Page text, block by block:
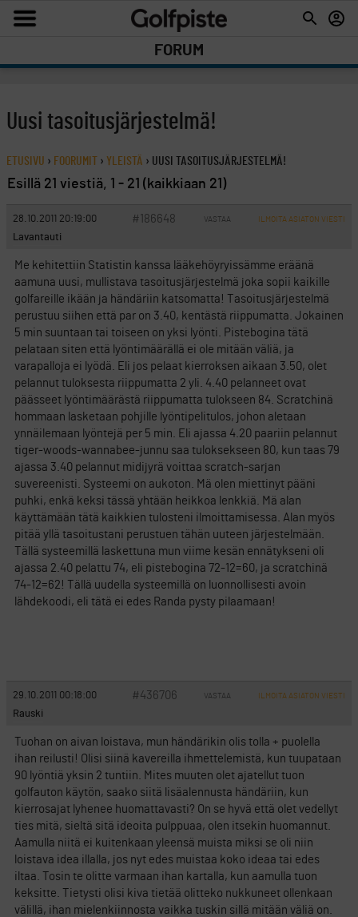
FORUM
Uusi tasoitusjärjestelmä!
ETUSIVU › FOORUMIT › YLEISTÄ › UUSI TASOITUSJÄRJESTELMÄ!
Esillä 21 viestiä, 1 - 21 (kaikkiaan 21)
28.10.2011 20:19:00 #186648 VASTAA ILMOITA ASIATON VIESTI
Lavantauti
Me kehitettiin Statistin kanssa lääkehöyryissämme eräänä
aamuna uusi, mullistava tasoitusjärjestelmä joka sopii kaikille
golfareille ikään ja händäriin katsomatta! Tasoitusjärjestelmä
perustuu siihen että par on 3.40, kentästä riippumatta. Jokainen
5 min suuntaan tai toiseen on yksi lyönti. Pistebogina tätä
pelataan siten että lyöntimäärällä ei ole mitään väliä, ja
varapalloja ei lyödä. Eli jos pelaat kierroksen aikaan 3.50, olet
pelannut tuloksesta riippumatta 2 yli. 4.40 pelanneet ovat
päässeet lyöntimäärästä riippumatta tulokseen 84. Scratchinä
hommaan lasketaan pohjille lyöntipelitulos, johon aletaan
ynnäilemaan lyöntejä per 5 min. Eli ajassa 4.20 paariin pelannut
tiger-woods-wannabee-junnu saa tuloksekseen 80, kun taas 79
ajassa 3.40 pelannut midijyrä voittaa scratch-sarjan
suvereenisti. Systeemi on aukoton. Mä olen miettinyt pääni
puhki, enkä keksi tässä yhtään heikkoa lenkkiä. Mä alan
käyttämään tätä kaikkien tulosteni ilmoittamisessa. Alan myös
pitää yllä tasoitustani perustuen tähän uuteen järjestelmään.
Tällä systeemillä laskettuna mun viime kesän ennätykseni oli
ajassa 2.40 pelattu 74, eli pistebogina 72-12=60, ja scratchinä
74-12=62! Tällä uudella systeemillä on luonnollisesti avoin
lähdekoodi, eli tätä ei edes Randa pysty pilaamaan!
29.10.2011 00:18:00 #436706 VASTAA ILMOITA ASIATON VIESTI
Rauski
Tuohan on aivan loistava, mun händärikin olis tolla + puolella
ihan reilusti! Olisi siinä kavereilla ihmettelemistä, kun tuupataan
90 lyöntiä yksin 2 tuntiin. Mites muuten olet ajatellut tuon
golfauton käytön, saako siitä lisäalennusta händäriin, kun
kierrosajat lyhenee huomattavasti? On se hyvä että olet vedellyt
ties mitä, sieltä sitä ideoita pulppuaa, olen itsekin huomannut.
Aamulla niitä ei kuitenkaan yleensä muista miksi se oli niin
loistava idea illalla, jos nyt edes muistaa koko ideaa tai edes
iltaa. Tosin te olitte varmaan ihan kartalla, kun aamulla tuon
keksitte. Tietysti olisi kiva tietää olitteko nukkuneet ollenkaan
välillä, ihan mielenkiinnosta vaikka tuskin sillä mitään väliä on.